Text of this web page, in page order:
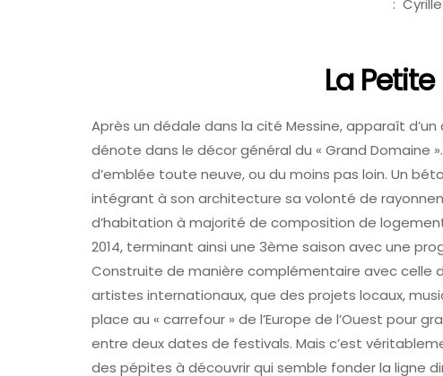
:
La
Après un dédale dans la cité Messine, apparaît
dénote dans le décor général du « Grand Domaine
d’emblée toute neuve, ou du moins pas loin. Un
intégrant à son architecture sa volonté de
d’habitation à majorité de composition de
2014, terminant ainsi une 3ème saison avec une
Construite de manière complémentaire avec celle
artistes internationaux, que des projets locaux,
place au « carrefour » de l’Europe de l’Ouest pour
entre deux dates de festivals. Mais c’est
des pépites à découvrir qui semble fonder la ligne